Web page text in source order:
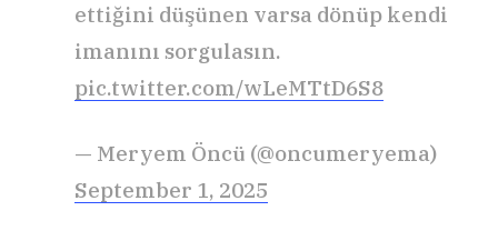
ettiğini düşünen varsa dönüp kendi
imanını sorgulasın.
pic.twitter.com/wLeMTtD6S8
— Meryem Öncü (@oncumeryema)
September 1, 2025